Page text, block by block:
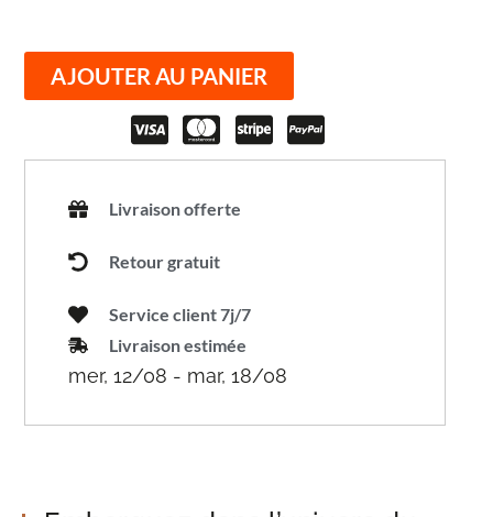
AJOUTER AU PANIER
Livraison offerte
Retour gratuit
Service client 7j/7
Livraison estimée
mer, 12/08 - mar, 18/08